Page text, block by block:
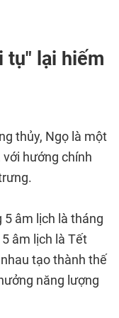
tụ" lại hiếm
thủy, Ngọ là một
hướng chính
5 âm lịch là tháng
âm lịch là Tết
tạo thành thế
năng lượng